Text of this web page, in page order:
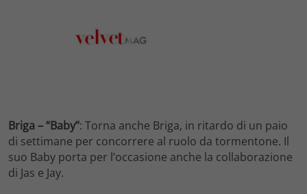
Briga – “Baby”: Torna anche Briga, in ritardo di un paio
di settimane per concorrere al ruolo da tormentone. Il
suo Baby porta per l’occasione anche la collaborazione
di Jas e Jay.